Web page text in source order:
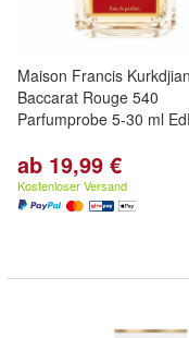
Maison Francis Kurkdjian
Baccarat Rouge 540
Parfumprobe 5-30 ml
ab 19,99 €
Kostenloser Versand